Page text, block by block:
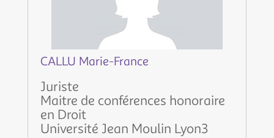
CALLU Marie-France
Juriste
Maitre de conférences honoraire
en Droit
Université Jean Moulin Lyon3